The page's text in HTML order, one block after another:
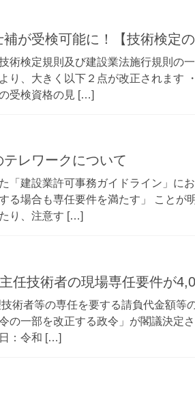
が受検可能に！【技術検定
術検定規則及び建設業法施行規則の
り、大きく以下２点が改正されます
受検資格の見 […]
レワークについて
「建設業許可事務ガイドライン」に
る場合も専任要件を満たす」 ことが
り、注意す […]
任技術者の現場専任要件が
術者等の専任を要する請負代金額等
の一部を改正する政令」が閣議決定
：令和 […]